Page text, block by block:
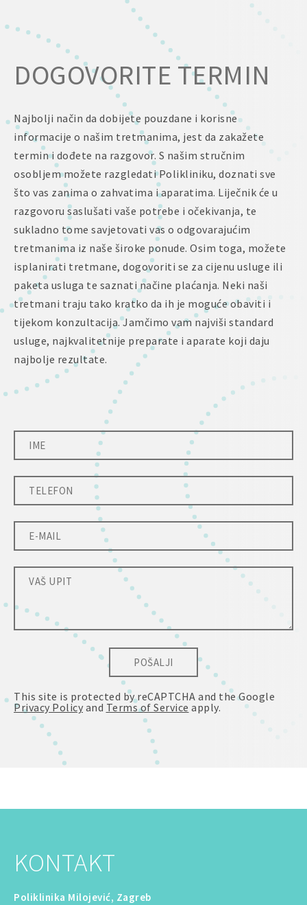
DOGOVORITE TERMIN
Najbolji način da dobijete pouzdane i korisne
informacije o našim tretmanima, jest da zakažete
termin i dođete na razgovor. S našim stručnim
osobljem možete razgledati Polikliniku, doznati sve
što vas zanima o zahvatima i aparatima. Liječnik će u
razgovoru saslušati vaše potrebe i očekivanja, te
sukladno tome savjetovati vas o odgovarajućim
tretmanima iz naše široke ponude. Osim toga, možete
isplanirati tretmane, dogovoriti se za cijenu usluge ili
paketa usluga te saznati načine plaćanja. Neki naši
tretmani traju tako kratko da ih je moguće obaviti i
tijekom konzultacija. Jamčimo vam najviši standard
usluge, najkvalitetnije preparate i aparate koji daju
najbolje rezultate.
POŠALJI
This site is protected by reCAPTCHA and the Google
Privacy Policy and Terms of Service apply.
KONTAKT
Poliklinika Milojević, Zagreb